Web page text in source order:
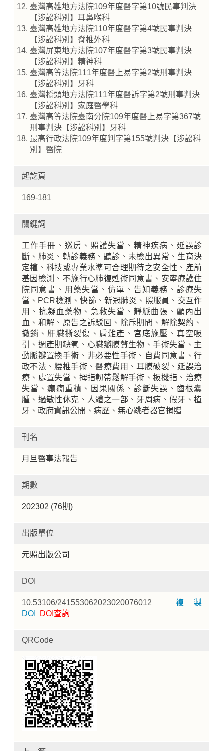
臺灣高雄地方法院109年度醫字第10號民事判決
【涉訟科別】耳鼻喉科
臺灣高雄地方法院110年度醫字第4號民事判決
【涉訟科別】脊椎外科
臺灣屏東地方法院107年度醫字第3號民事判決
【涉訟科別】精神科
臺灣高等法院111年度醫上易字第2號刑事判決
【涉訟科別】牙科
臺灣橋頭地方法院111年度醫訴字第2號刑事判決
【涉訟科別】家庭醫學科
臺灣高等法院臺南分院109年度醫上易字第367號
刑事判決【涉訟科別】牙科
最高行政法院109年度判字第155號判決【涉訟科
別】醫院
起訖頁
169-181
關鍵詞
工作手冊 、 巡房 、 照護失當 、 精神疾病 、 延誤診
斷 、 肺炎 、 轉診義務 、 聽診 、 未檢出異常 、 生育決
定權 、科技或專業水準可合理期待之安全性 、 產前
基因檢測 、 不施行心肺復甦術同意書 、 安寧療護住
院同意書 、 用藥失當 、仿單 、 告知義務 、 診療失
當 、 PCR檢測 、快篩 、新冠肺炎 、 照服員 、 交互作
用 、抗凝血藥物 、 急救失當 、 靜脈曲張 、 顱內出
血 、 和解 、 原告之訴駁回 、 除斥期間 、 解除契約 、
撤銷 、 肝臟撕裂傷 、 肩難產 、 宮底施壓 、 真空吸
引
、 週產期缺氧 、 心臟瓣膜贅生物 、手術失當 、 主
動脈瓣置換手術 、 非必要性手術 、 自費同意書 、行
政不法 、 腰椎手術 、醫療費用 、耳膜破裂 、 延誤治
療 、 處置失當 、 拇指韌帶鬆解手術 、板機指 、 治療
失當 、癲癇重積 、 因果關係 、 診斷失誤 、 齒根囊
腫 、 過敏性休克 、 人體之一部 、 牙周病 、假牙 、植
牙 、 政府資訊公開 、 病歷 、 無心跳者器官捐贈
刊名
月旦醫事法報告
期數
202302 (76期)
出版單位
元照出版公司
DOI
10.53106/241553062023020076012複製
DOI
DOI查詢
QRCode